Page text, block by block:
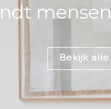
Bekijk